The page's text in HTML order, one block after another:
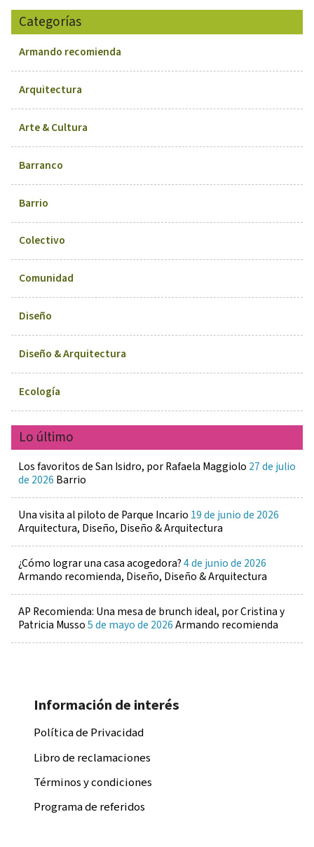
Categorías
Armando recomienda
Arquitectura
Arte & Cultura
Barranco
Barrio
Colectivo
Comunidad
Diseño
Diseño & Arquitectura
Ecología
Lo último
Los favoritos de San Isidro, por Rafaela Maggiolo 27 de julio
de 2026 Barrio
Una visita al piloto de Parque Incario 19 de junio de 2026
Arquitectura, Diseño, Diseño & Arquitectura
¿Cómo lograr una casa acogedora?4 de junio de 2026
Armando recomienda, Diseño, Diseño & Arquitectura
AP Recomienda: Una mesa de brunch ideal, por Cristina y
Patricia Musso5 de mayo de 2026Armando recomienda
Información de interés
Política de Privacidad
Libro de reclamaciones
Términos y condiciones
Programa de referidos